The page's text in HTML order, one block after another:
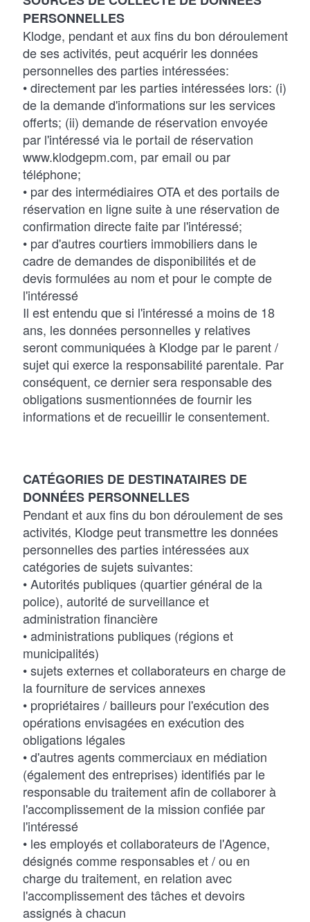
PERSONNELLES
Klodge, pendant et aux fins du bon déroulement
de ses activités, peut acquérir les données
personnelles des parties intéressées:
• directement par les parties intéressées lors: (i)
de la demande d'informations sur les services
offerts; (ii) demande de réservation envoyée
par l'intéressé via le portail de réservation
www.klodgepm.com, par email ou par
téléphone;
• par des intermédiaires OTA et des portails de
réservation en ligne suite à une réservation de
confirmation directe faite par l'intéressé;
• par d'autres courtiers immobiliers dans le
cadre de demandes de disponibilités et de
devis formulées au nom et pour le compte de
l'intéressé
Il est entendu que si l'intéressé a moins de 18
ans, les données personnelles y relatives
seront communiquées à Klodge par le parent /
sujet qui exerce la responsabilité parentale. Par
conséquent, ce dernier sera responsable des
obligations susmentionnées de fournir les
informations et de recueillir le consentement.
CATÉGORIES DE DESTINATAIRES DE
DONNÉES PERSONNELLES
Pendant et aux fins du bon déroulement de ses
activités, Klodge peut transmettre les données
personnelles des parties intéressées aux
catégories de sujets suivantes:
• Autorités publiques (quartier général de la
police), autorité de surveillance et
administration financière
• administrations publiques (régions et
municipalités)
• sujets externes et collaborateurs en charge de
la fourniture de services annexes
• propriétaires / bailleurs pour l'exécution des
opérations envisagées en exécution des
obligations légales
• d'autres agents commerciaux en médiation
(également des entreprises) identifiés par le
responsable du traitement afin de collaborer à
l'accomplissement de la mission confiée par
l'intéressé
• les employés et collaborateurs de l'Agence,
désignés comme responsables et / ou en
charge du traitement, en relation avec
l'accomplissement des tâches et devoirs
assignés à chacun